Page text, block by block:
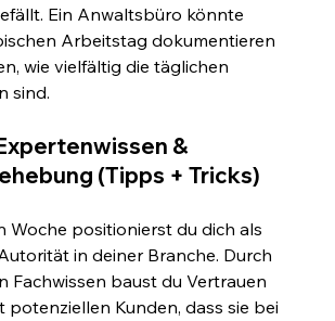
Ein Anwaltsbüro könnte
Arbeitstag dokumentieren
wie vielfältig die täglichen
sind.
&
(Tipps + Tricks)
Woche positionierst du dich als
in deiner Branche. Durch
Fachwissen baust du Vertrauen
potenziellen Kunden, dass sie bei